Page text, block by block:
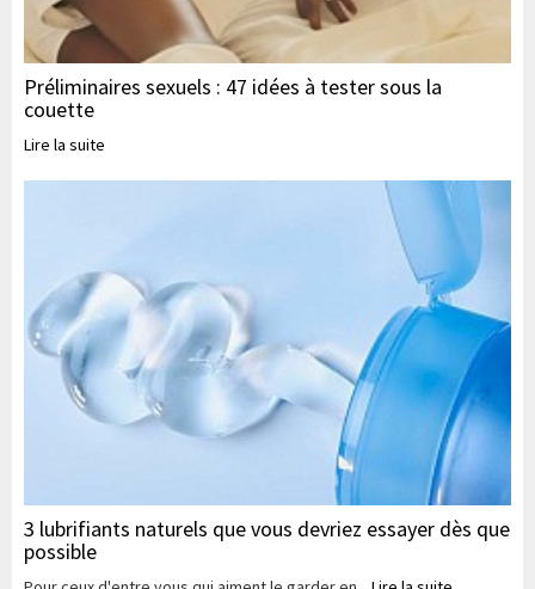
Préliminaires sexuels : 47 idées à tester sous la
couette
Lire la suite
3 lubrifiants naturels que vous devriez essayer dès que
possible